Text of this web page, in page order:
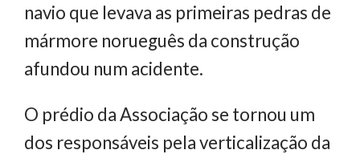
navio que levava as primeiras pedras de
mármore norueguês da construção
afundou num acidente.
O prédio da Associação se tornou um
dos responsáveis pela verticalização da